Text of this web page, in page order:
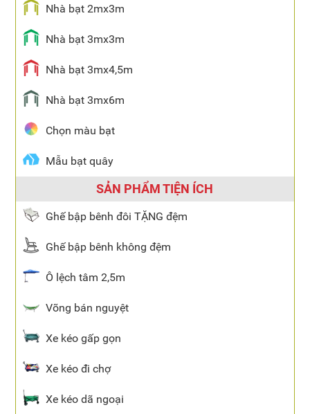
Nhà bạt 2mx3m
Nhà bạt 3mx3m
Nhà bạt 3mx4,5m
Nhà bạt 3mx6m
Chọn màu bạt
Mẫu bạt quây
SẢN PHẨM TIỆN ÍCH
Ghế bập bênh đôi TẶNG đệm
Ghế bập bênh không đệm
Ô lệch tâm 2,5m
Võng bán nguyệt
Xe kéo gấp gọn
Xe kéo đi chợ
Xe kéo dã ngoại